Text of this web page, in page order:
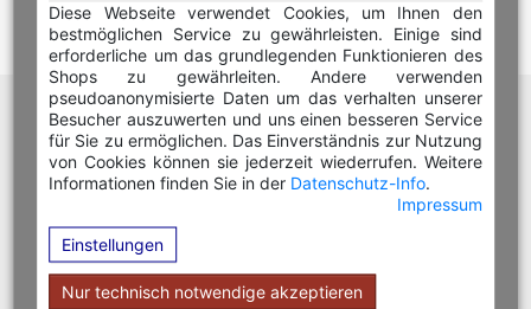
Diese Webseite verwendet Cookies, um Ihnen den
bestmöglichen Service zu gewährleisten. Einige sind
erforderliche um das grundlegenden Funktionieren des
Shops zu gewährleiten. Andere verwenden
pseudoanonymisierte Daten um das verhalten unserer
Besucher auszuwerten und uns einen besseren Service
für Sie zu ermöglichen. Das Einverständnis zur Nutzung
von Cookies können sie jederzeit wiederrufen. Weitere
Informationen finden Sie in der Datenschutz-Info.
Impressum
Einstellungen
Nur technisch notwendige akzeptieren
Hilfe Editor
Hilfe Multicolorstempel
Hilfe Rundstempel
Hilfe Stempelkissen wechseln
Hilfe Stempelplatte wechseln